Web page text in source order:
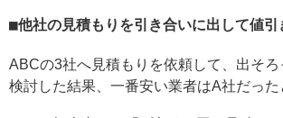
他社の見積もりを引き合いに出して値引
ABCの3社へ見積もりを依頼して、出そ
検討した結果、一番安い業者はA社だった